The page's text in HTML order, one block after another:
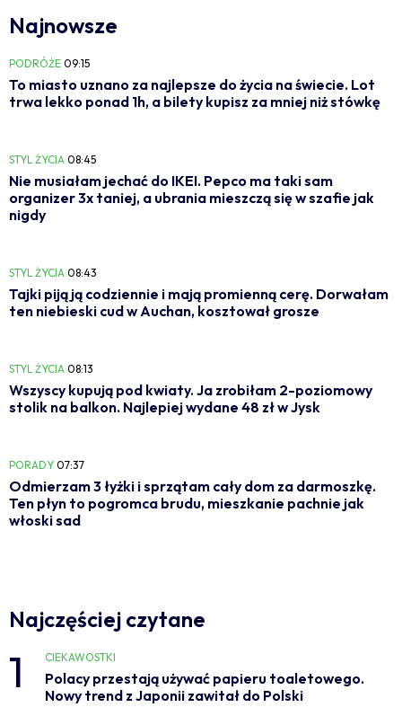
Najnowsze
PODRÓŻE 09:15
To miasto uznano za najlepsze do życia na świecie. Lot
trwa lekko ponad 1h, a bilety kupisz za mniej niż stówkę
STYL ŻYCIA 08:45
Nie musiałam jechać do IKEI. Pepco ma taki sam
organizer 3x taniej, a ubrania mieszczą się w szafie jak
nigdy
STYL ŻYCIA 08:43
Tajki piją ją codziennie i mają promienną cerę. Dorwałam
ten niebieski cud w Auchan, kosztował grosze
STYL ŻYCIA 08:13
Wszyscy kupują pod kwiaty. Ja zrobiłam 2-poziomowy
stolik na balkon. Najlepiej wydane 48 zł w Jysk
PORADY 07:37
Odmierzam 3 łyżki i sprzątam cały dom za darmoszkę.
Ten płyn to pogromca brudu, mieszkanie pachnie jak
włoski sad
Najczęściej czytane
1 CIEKAWOSTKI
Polacy przestają używać papieru toaletowego.
Nowy trend z Japonii zawitał do Polski